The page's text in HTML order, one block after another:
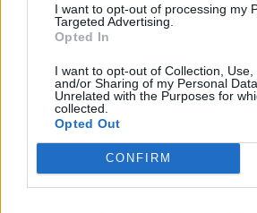
I want to opt-out of processing my
Targeted Advertising.
Opted In
I want to opt-out of Collection, Use,
and/or Sharing of my Personal
Unrelated with the Purposes for
collected.
Opted Out
CONFIRM
Kraj